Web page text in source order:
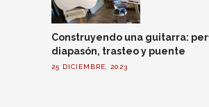
Construyendo una guitarra:
diapasón, trasteo y puente
25 DICIEMBRE, 2023